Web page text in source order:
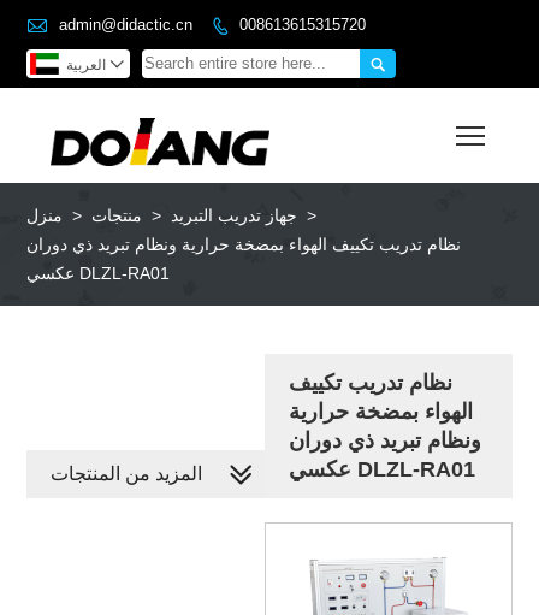
 admin@didactic.cn  008613615315720
 العربية 
منزل > منتجات > جهاز تدريب التبريد >
نظام تدريب تكييف الهواء بمضخة حرارية ونظام تبريد ذي دوران
عكسي DLZL-RA01
نظام تدريب تكييف
الهواء بمضخة حرارية
ونظام تبريد ذي دوران
عكسي DLZL-RA01
المزيد من المنتجات